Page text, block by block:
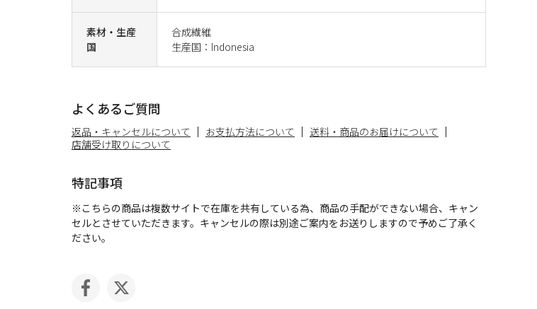
素材・生産
国
合成繊維
生産国：Indonesia
よくあるご質問
返品・キャンセルについて お支払方法について
送料・商品のお届けについて
店舗受け取りについて
特記事項
※こちらの商品は複数サイトで在庫を共有している為、商品の手配ができない場合、キャン
セルとさせていただきます。キャンセルの際は別途ご案内をお送りしますので予めご了承く
ださい。